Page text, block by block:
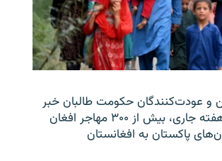
و عودت‌کنندگان حکومت طالبان خبر
داده که در جریان هفته جاری، بیش از ۳۰۰ مهاجر افغان
پاکستان به افغانستان